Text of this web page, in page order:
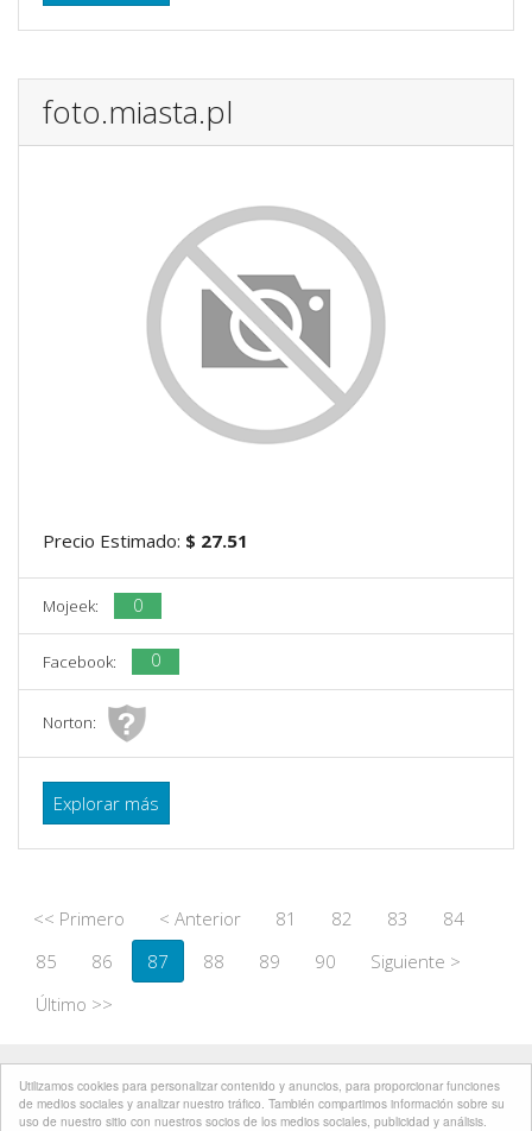
Utilizamos cookies para personalizar contenido y anuncios, para proporcionar funciones
de medios sociales y analizar nuestro tráfico. También compartimos información sobre su
uso de nuestro sitio con nuestros socios de los medios sociales, publicidad y análisis.
foto.miasta.pl
Precio Estimado: $ 27.51
Mojeek: 0
Facebook: 0
Norton:
Explorar más
<< Primero < Anterior 81 82 83
84
85
86 87 88 89 90
Siguiente >
Último >>
Developed byBIOXNET PAGINAS WEB MONTERREY
Política de privacidad